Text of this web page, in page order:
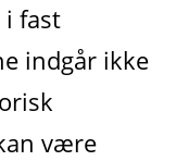
i fast
indgår ikke
være